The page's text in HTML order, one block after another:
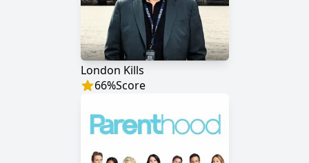
London Kills
66%Score